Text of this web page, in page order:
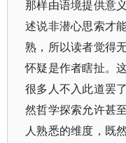
那样由语境提供意
述说非潜心思索才
熟，所以读者觉得
怀疑是作者瞎扯。
很多人不入此道罢
然哲学探索允许甚
人熟悉的维度，既